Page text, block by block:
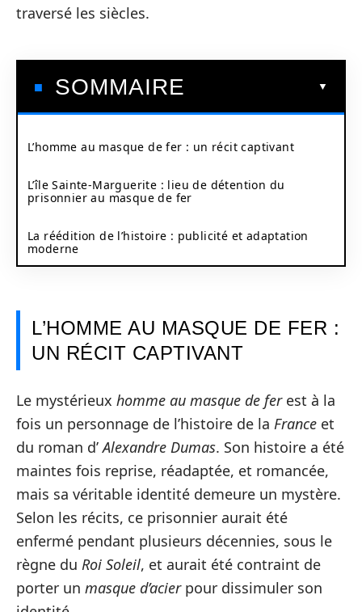
traversé les siècles.
SOMMAIRE
L’homme au masque de fer : un récit captivant
L’île Sainte-Marguerite : lieu de détention du
prisonnier au masque de fer
La réédition de l’histoire : publicité et adaptation
moderne
L’HOMME AU MASQUE DE FER :
UN RÉCIT CAPTIVANT
Le mystérieux homme au masque de ferest à la
fois un personnage de l’histoire de la France et
du roman d’Alexandre Dumas. Son histoire a été
maintes fois reprise, réadaptée, et romancée,
mais sa véritable identité demeure un mystère.
Selon les récits, ce prisonnier aurait été
enfermé pendant plusieurs décennies, sous le
règne du Roi Soleil, et aurait été contraint de
porter un masque d’acierpour dissimuler son